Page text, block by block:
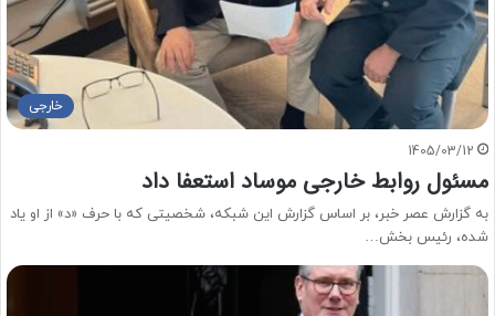
خارجی
1405/03/12
مسئول روابط خارجی موساد استعفا داد
به گزارش عصر خبر، بر اساس گزارش این شبکه، شخصیتی که با حرف «د» از او یاد
شده، رئیس بخش…